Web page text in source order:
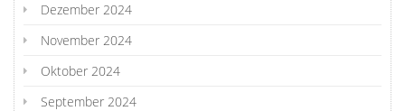
Dezember 2024
November 2024
Oktober 2024
September 2024